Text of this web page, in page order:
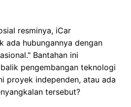
resminya, iCar
ada hubungannya dengan
Bantahan ini
pengembangan teknologi
proyek independen, atau ada
tersebut?